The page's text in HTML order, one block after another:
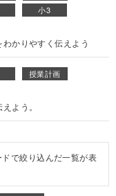
小3
かりやすく伝えよう
授業計画
よう。
で絞り込んだ一覧が表